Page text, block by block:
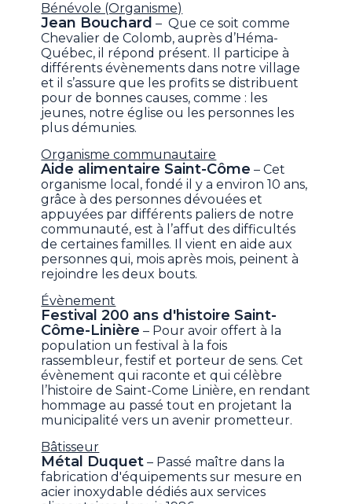
Bénévole (Organisme)
Jean Bouchard – Que ce soit comme
Chevalier de Colomb, auprès d’Héma-
Québec, il répond présent. Il participe à
différents évènements dans notre village
et il s’assure que les profits se distribuent
pour de bonnes causes, comme : les
jeunes, notre église ou les personnes les
plus démunies.
Organisme communautaire
Aide alimentaire Saint-Côme – Cet
organisme local, fondé il y a environ 10 ans,
grâce à des personnes dévouées et
appuyées par différents paliers de notre
communauté, est à l’affut des difficultés
de certaines familles. Il vient en aide aux
personnes qui, mois après mois, peinent à
rejoindre les deux bouts.
Évènement
Festival 200 ans d'histoire Saint-
Côme-Linière – Pour avoir offert à la
population un festival à la fois
rassembleur, festif et porteur de sens. Cet
évènement qui raconte et qui célèbre
l’histoire de Saint-Come Linière, en rendant
hommage au passé tout en projetant la
municipalité vers un avenir prometteur.
Bâtisseur
Métal Duquet – Passé maître dans la
fabrication d'équipements sur mesure en
acier inoxydable dédiés aux services